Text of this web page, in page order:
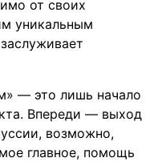
от своих
уникальным
— это лишь начало
Впереди — выход
возможно,
главное, помощь